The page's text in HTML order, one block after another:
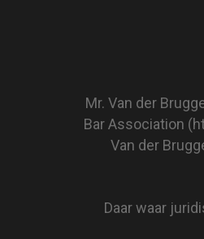
Mr. Van der
Bar Association (
Van der
Daar waar